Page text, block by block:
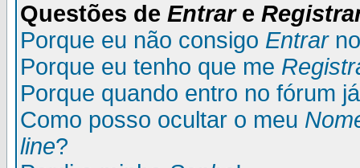
Questões de Entrare
Porque eu não consigo Entrar
Porque eu tenho que me
Porque quando entro no fórum
Como posso ocultar o meu
line?